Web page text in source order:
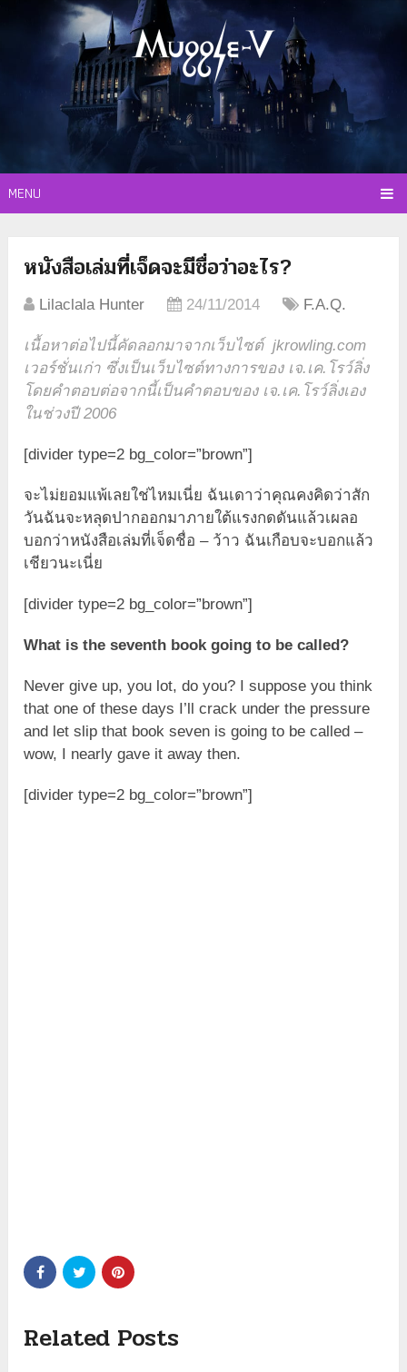
MENU
หนังสือเล่มที่เจ็ดจะมีชื่อว่าอะไร?
Lilaclala Hunter 24/11/2014 F.A.Q.
เนื้อหาต่อไปนี้คัดลอกมาจากเว็บไซต์ jkrowling.com
เวอร์ชั่นเก่า ซึ่งเป็นเว็บไซต์ทางการของ เจ.เค.โรว์ลิ่ง
โดยคำตอบต่อจากนี้เป็นคำตอบของ เจ.เค.โรว์ลิ่งเอง
ในช่วงปี 2006
[divider type=2 bg_color=”brown”]
จะไม่ยอมแพ้เลยใช่ไหมเนี่ย ฉันเดาว่าคุณคงคิดว่าสัก
วันฉันจะหลุดปากออกมาภายใต้แรงกดดันแล้วเผลอ
บอกว่าหนังสือเล่มที่เจ็ดชื่อ – ว้าว ฉันเกือบจะบอกแล้ว
เชียวนะเนี่ย
[divider type=2 bg_color=”brown”]
What is the seventh book going to be called?
Never give up, you lot, do you? I suppose you think
that one of these days I’ll crack under the pressure
and let slip that book seven is going to be called –
wow, I nearly gave it away then.
[divider type=2 bg_color=”brown”]
Related Posts